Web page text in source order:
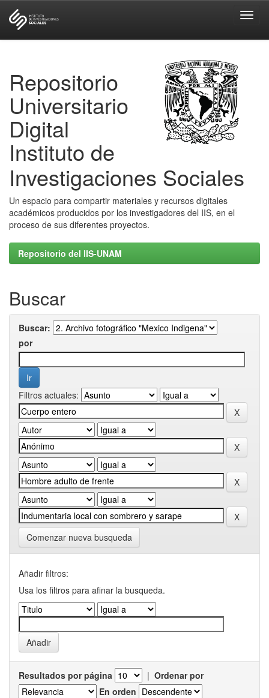
Repositorio
Universitario
Digital
Instituto de
Investigaciones Sociales
Un espacio para compartir materiales y recursos digitales
académicos producidos por los investigadores del IIS, en el
proceso de sus diferentes proyectos.
Repositorio del IIS-UNAM
Buscar
Buscar:
por
Filtros actuales:
Comenzar nueva busqueda
Añadir filtros:
Usa los filtros para afinar la busqueda.
Resultados por página | Ordenar por
En orden